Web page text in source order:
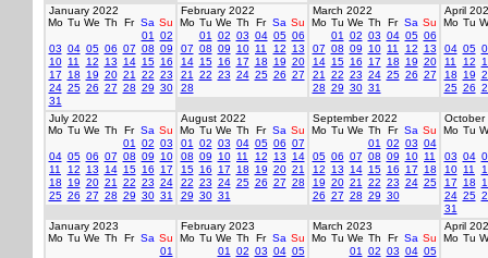
January 2022
Mo Tu We Th Fr Sa Su
01
02
03 04 05 06 07 08 09
10 11 12 13 14 15 16
17
18 19 20 21 22 23
24 25 26 27 28 29 30
31
February 2022
Mo Tu We Th Fr Sa Su
01
02 03 04 05 06
07 08 09 10 11 12
13
14 15 16 17 18 19 20
21
22 23 24 25 26 27
28
March 2022
Mo Tu We Th Fr Sa Su
01
02 03 04 05 06
07 08 09 10 11 12
13
14 15 16 17 18 19 20
21
22 23 24 25 26 27
28 29 30 31
April
Mo Tu
04 05
11
12
18
19
25 26
July 2022
Mo Tu We Th Fr Sa Su
01
02 03
04 05 06 07 08 09
10
11
12 13 14 15 16
17
18
19 20 21 22 23 24
25 26 27 28 29 30 31
August 2022
Mo Tu We Th Fr Sa Su
01
02 03 04 05 06 07
08 09 10 11 12 13
14
15 16 17 18 19 20 21
22 23 24 25 26 27 28
29 30 31
September 2022
Mo Tu We Th Fr Sa Su
01
02 03 04
05 06 07 08 09 10 11
12
13 14 15 16 17
18
19 20 21 22 23 24 25
26 27 28 29 30
October
Mo Tu
03 04
10 11
17
18
24 25
31
January 2023
Mo Tu We Th Fr Sa Su
01
February 2023
Mo Tu We Th Fr Sa Su
01
02 03 04 05
March 2023
Mo Tu We Th Fr Sa Su
01
02 03 04 05
April
Mo Tu